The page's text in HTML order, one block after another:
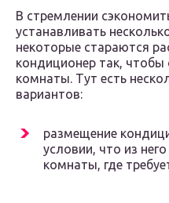
В стремлении
устанавливать
некоторые стараются
кондиционер так,
комнаты. Тут есть
вариантов:
размещение
условии, что из
комнаты, где